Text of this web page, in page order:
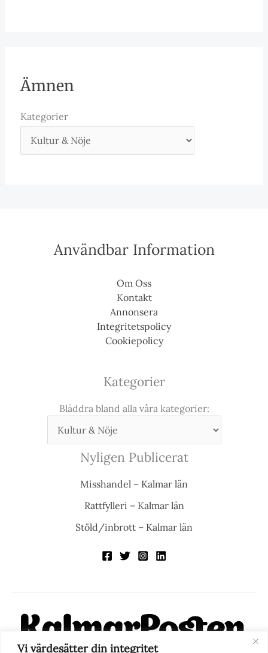
Vi värdesätter din integritet
Ämnen
Kategorier
Användbar Information
Om Oss
Kontakt
Annonsera
Integritetspolicy
Cookiepolicy
Kategorier
Bläddra bland alla våra kategorier:
Nyligen Publicerat
Misshandel – Kalmar län
Rattfylleri – Kalmar län
Stöld/inbrott – Kalmar län